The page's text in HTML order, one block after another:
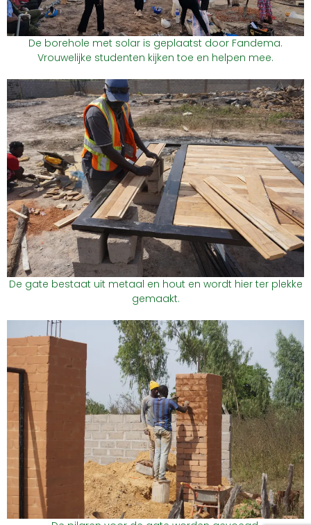
De borehole met solar is geplaatst door Fandema.
Vrouwelijke studenten kijken toe en helpen mee.
De gate bestaat uit metaal en hout en wordt hier ter plekke
gemaakt.